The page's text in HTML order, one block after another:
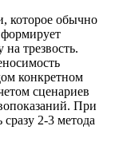
которое обычно
формирует
трезвость.
конкретном
сценариев
При
2-3 метода